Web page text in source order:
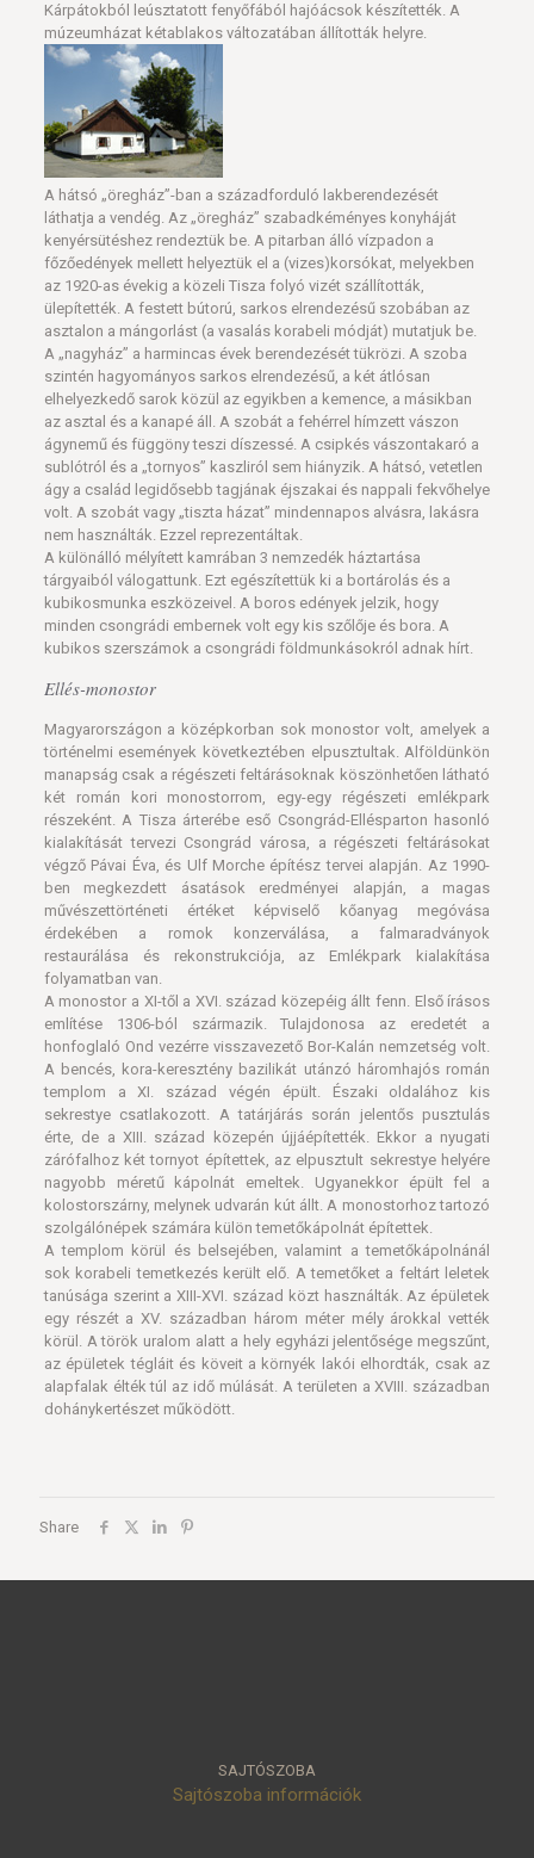
Kárpátokból leúsztatott fenyőfából hajóácsok készítették. A
múzeumházat kétablakos változatában állították helyre.
A hátsó „öregház”-ban a századforduló lakberendezését
láthatja a vendég. Az „öregház” szabadkéményes konyháját
kenyérsütéshez rendeztük be. A pitarban álló vízpadon a
főzőedények mellett helyeztük el a (vizes)korsókat, melyekben
az 1920-as évekig a közeli Tisza folyó vizét szállították,
ülepítették. A festett bútorú, sarkos elrendezésű szobában az
asztalon a mángorlást (a vasalás korabeli módját) mutatjuk be.
A „nagyház” a harmincas évek berendezését tükrözi. A szoba
szintén hagyományos sarkos elrendezésű, a két átlósan
elhelyezkedő sarok közül az egyikben a kemence, a másikban
az asztal és a kanapé áll. A szobát a fehérrel hímzett vászon
ágynemű és függöny teszi díszessé. A csipkés vászontakaró a
sublótról és a „tornyos” kaszliról sem hiányzik. A hátsó, vetetlen
ágy a család legidősebb tagjának éjszakai és nappali fekvőhelye
volt. A szobát vagy „tiszta házat” mindennapos alvásra, lakásra
nem használták. Ezzel reprezentáltak.
A különálló mélyített kamrában 3 nemzedék háztartása
tárgyaiból válogattunk. Ezt egészítettük ki a bortárolás és a
kubikosmunka eszközeivel. A boros edények jelzik, hogy
minden csongrádi embernek volt egy kis szőlője és bora. A
kubikos szerszámok a csongrádi földmunkásokról adnak hírt.
Ellés-monostor
Magyarországon a középkorban sok monostor volt, amelyek a
történelmi események következtében elpusztultak. Alföldünkön
manapság csak a régészeti feltárásoknak köszönhetően látható
két román kori monostorrom, egy-egy régészeti emlékpark
részeként. A Tisza árterébe eső Csongrád-Ellésparton hasonló
kialakítását tervezi Csongrád városa, a régészeti feltárásokat
végző Pávai Éva, és Ulf Morche építész tervei alapján. Az 1990-
ben megkezdett ásatások eredményei alapján, a magas
művészettörténeti értéket képviselő kőanyag megóvása
érdekében a romok konzerválása, a falmaradványok
restaurálása és rekonstrukciója, az Emlékpark kialakítása
folyamatban van.
A monostor a XI-től a XVI. század közepéig állt fenn. Első írásos
említése 1306-ból származik. Tulajdonosa az eredetét a
honfoglaló Ond vezérre visszavezető Bor-Kalán nemzetség volt.
A bencés, kora-keresztény bazilikát utánzó háromhajós román
templom a XI. század végén épült. Északi oldalához kis
sekrestye csatlakozott. A tatárjárás során jelentős pusztulás
érte, de a XIII. század közepén újjáépítették. Ekkor a nyugati
zárófalhoz két tornyot építettek, az elpusztult sekrestye helyére
nagyobb méretű kápolnát emeltek. Ugyanekkor épült fel a
kolostorszárny, melynek udvarán kút állt. A monostorhoz tartozó
szolgálónépek számára külön temetőkápolnát építettek.
A templom körül és belsejében, valamint a temetőkápolnánál
sok korabeli temetkezés került elő. A temetőket a feltárt leletek
tanúsága szerint a XIII-XVI. század közt használták. Az épületek
egy részét a XV. században három méter mély árokkal vették
körül. A török uralom alatt a hely egyházi jelentősége megszűnt,
az épületek tégláit és köveit a környék lakói elhordták, csak az
alapfalak élték túl az idő múlását. A területen a XVIII. században
dohánykertészet működött.
Share
SAJTÓSZOBA
Sajtószoba információk